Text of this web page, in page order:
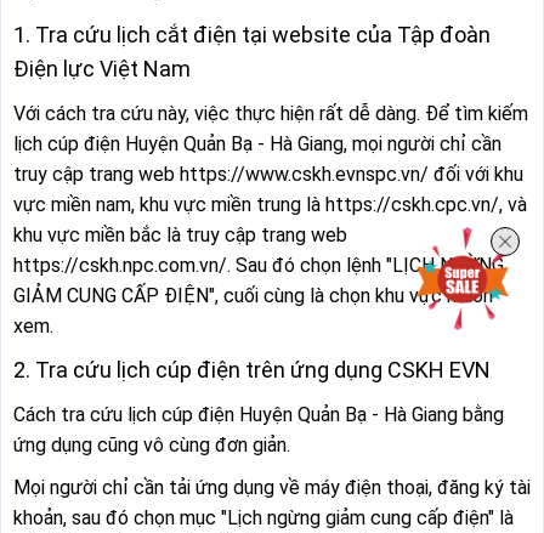
1. Tra cứu lịch cắt điện tại website của Tập đoàn
Điện lực Việt Nam
Với cách tra cứu này, việc thực hiện rất dễ dàng. Để tìm kiếm
lịch cúp điện Huyện Quản Bạ - Hà Giang, mọi người chỉ cần
truy cập trang web https://www.cskh.evnspc.vn/ đối với khu
vực miền nam, khu vực miền trung là https://cskh.cpc.vn/, và
khu vực miền bắc là truy cập trang web
https://cskh.npc.com.vn/. Sau đó chọn lệnh "LỊCH NGỪNG
GIẢM CUNG CẤP ĐIỆN", cuối cùng là chọn khu vực muốn
xem.
2. Tra cứu lịch cúp điện trên ứng dụng CSKH EVN
Cách tra cứu lịch cúp điện Huyện Quản Bạ - Hà Giang bằng
ứng dụng cũng vô cùng đơn giản.
Mọi người chỉ cần tải ứng dụng về máy điện thoại, đăng ký tài
khoản, sau đó chọn mục "Lịch ngừng giảm cung cấp điện" là